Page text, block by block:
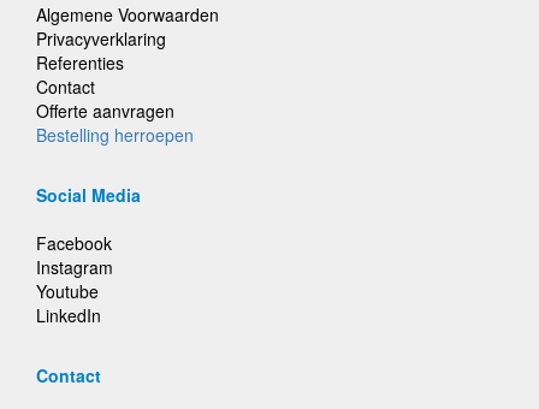
Algemene Voorwaarden
Privacyverklaring
Referenties
Contact
Offerte aanvragen
Bestelling herroepen
Social Media
Facebook
Instagram
Youtube
LinkedIn
Contact